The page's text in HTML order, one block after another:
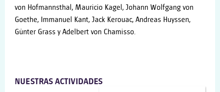
von Hofmannsthal, Mauricio Kagel, Johann Wolfgang von
Goethe, Immanuel Kant, Jack Kerouac, Andreas Huyssen,
Günter Grass y Adelbert von Chamisso.
NUESTRAS ACTIVIDADES